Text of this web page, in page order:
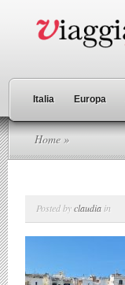
Italia Europa
Home »
Posted byclaudia in